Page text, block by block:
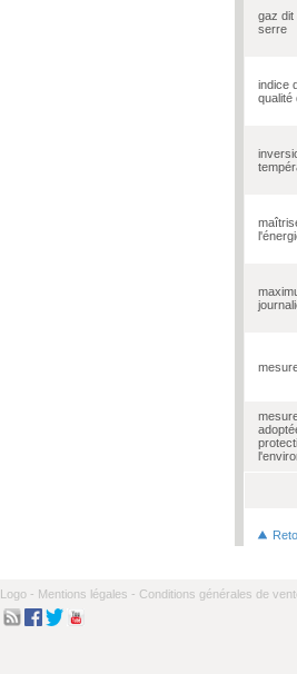
gaz dit
serre
indice
qualité
Logo - Mentions légales - Conditions générales de